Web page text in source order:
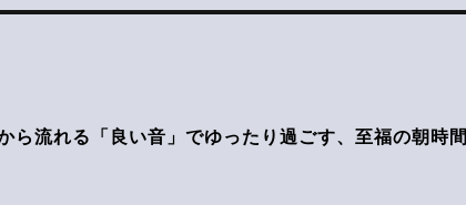
ら流れる「良い音」でゆったり過ごす、至福の朝時間